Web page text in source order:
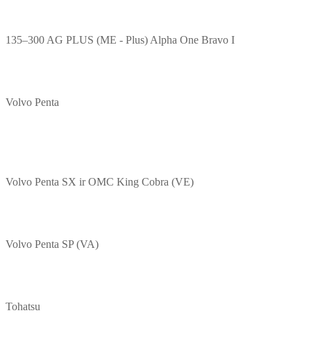
135–300 AG PLUS (ME - Plus) Alpha One Bravo I
Volvo Penta
Volvo Penta SX ir OMC King Cobra (VE)
Volvo Penta SP (VA)
Tohatsu